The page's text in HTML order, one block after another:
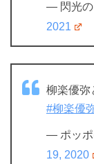
— 閃光の
2021
柳楽優弥
#柳楽優
— ポッポ
19, 2020